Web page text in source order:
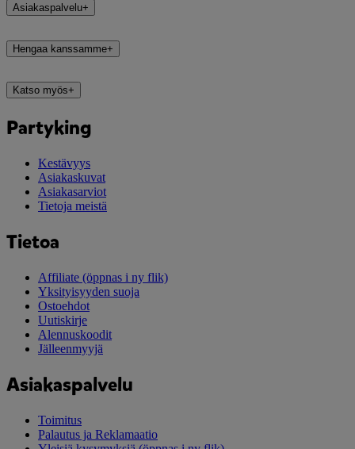
Asiakaspalvelu+
Hengaa kanssamme+
Katso myös+
Partyking
Kestävyys
Asiakaskuvat
Asiakasarviot
Tietoja meistä
Tietoa
Affiliate (öppnas i ny flik)
Yksityisyyden suoja
Ostoehdot
Uutiskirje
Alennuskoodit
Jälleenmyyjä
Asiakaspalvelu
Toimitus
Palautus ja Reklamaatio